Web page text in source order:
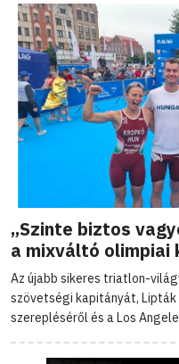
„Szinte biztos
a mixváltó olimpiai
Az újabb sikeres triatlon-
szövetségi kapitányát,
szerepléséről és a Los